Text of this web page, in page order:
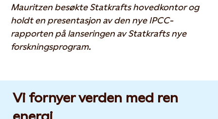
Mauritzen besøkte Statkrafts hovedkontor og
holdt en presentasjon av den nye IPCC-
rapporten på lanseringen av Statkrafts nye
forskningsprogram.
Vi fornyer verden med ren